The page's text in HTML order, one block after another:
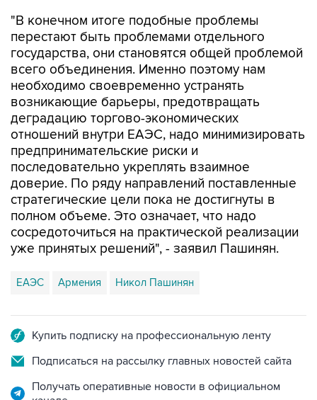
государства, они становятся общей проблемой
всего объединения. Именно поэтому нам
необходимо своевременно устранять
возникающие барьеры, предотвращать
деградацию торгово-экономических
отношений внутри ЕАЭС, надо минимизировать
предпринимательские риски и
последовательно укреплять взаимное
доверие. По ряду направлений поставленные
стратегические цели пока не достигнуты в
полном объеме. Это означает, что надо
сосредоточиться на практической реализации
уже принятых решений", - заявил Пашинян.
ЕАЭС Армения Никол Пашинян
Подписаться на рассылку главных новостей сайта
Получать оперативные новости в официальном